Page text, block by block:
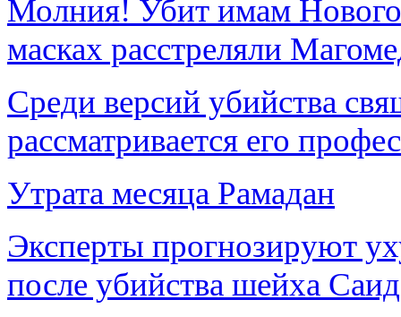
Молния! Убит имам
масках расстреляли
Среди версий убийства
рассматривается его
Утрата месяца Рамадан
Эксперты прогнозируют
после убийства шейха